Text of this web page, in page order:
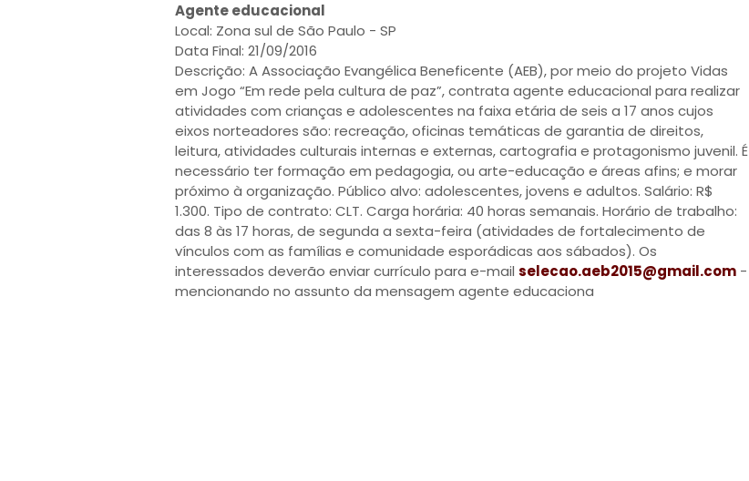
Agente educacional
Local: Zona sul de São Paulo - SP
Data Final: 21/09/2016
Descrição: A Associação Evangélica Beneficente (AEB), por meio do projeto Vidas
em Jogo “Em rede pela cultura de paz”, contrata agente educacional para realizar
atividades com crianças e adolescentes na faixa etária de seis a 17 anos cujos
eixos norteadores são: recreação, oficinas temáticas de garantia de direitos,
leitura, atividades culturais internas e externas, cartografia e protagonismo juvenil. É
necessário ter formação em pedagogia, ou arte-educação e áreas afins; e morar
próximo à organização. Público alvo: adolescentes, jovens e adultos. Salário: R$
1.300. Tipo de contrato: CLT. Carga horária: 40 horas semanais. Horário de trabalho:
das 8 às 17 horas, de segunda a sexta-feira (atividades de fortalecimento de
vínculos com as famílias e comunidade esporádicas aos sábados). Os
interessados deverão enviar currículo para e-mail selecao.aeb2015@gmail.com -
mencionando no assunto da mensagem agente educaciona